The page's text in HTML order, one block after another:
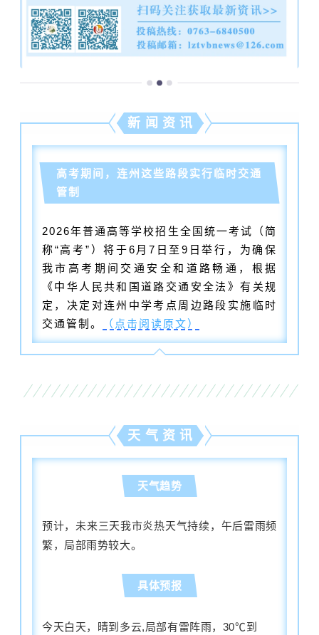
新 闻 资 讯
高考期间，连州这些路段实行临时交通
管制
2026年普通高等学校招生全国统一考试（简
称“高考”）将于6月7日至9日举行，为确保
我市高考期间交通安全和道路畅通，根据
《中华人民共和国道路交通安全法》有关规
定，决定对连州中学考点周边路段实施临时
交通管制。
（点击阅读原文）
天 气 资 讯
天气趋势
预计，未来三天我市炎热天气持续，午后雷雨频
繁，局部雨势较大。
具体预报
今天白天，晴到多云,局部有雷阵雨，30℃到